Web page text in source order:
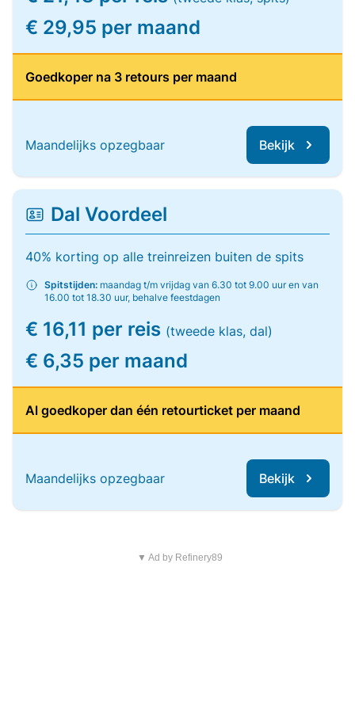
€ 29,95 per maand
Goedkoper na 3 retours per maand
Maandelijks opzegbaar Bekijk
Dal Voordeel
40% korting op alle treinreizen buiten de spits
Spitstijden: maandag t/m vrijdag van 6.30 tot 9.00 uur en van
16.00 tot 18.30 uur, behalve feestdagen
€ 16,11 per reis (tweede klas, dal)
€ 6,35 per maand
Al goedkoper dan één retourticket per maand
Maandelijks opzegbaar Bekijk
▼ Ad by Refinery89